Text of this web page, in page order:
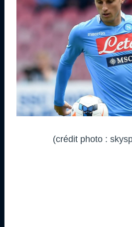
(crédit photo :